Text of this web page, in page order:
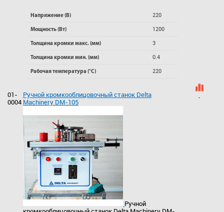
Напряжение (В) 220
Мощность (Вт) 1200
Толщина кромки макс. (мм) 3
Толщина кромки мин. (мм) 0.4
Рабочая температура (°C) 220
01-
0004
Ручной кромкооблицовочный станок Delta
Machinery DM-105
Ручной